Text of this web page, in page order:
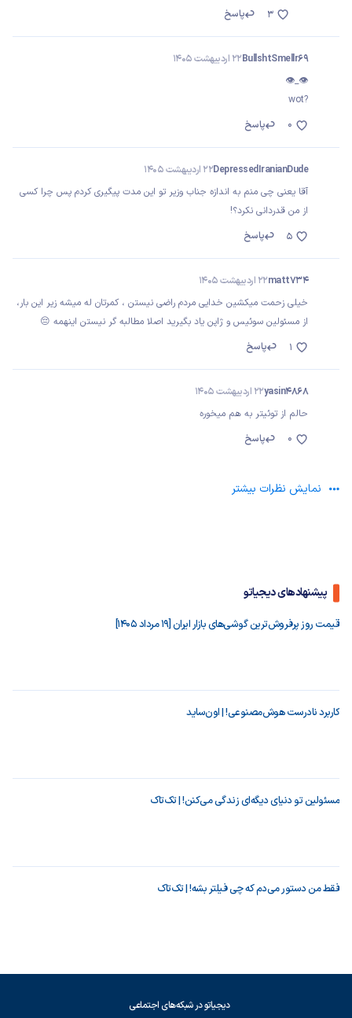
پاسخ
3
BullshtSmellr6922 اردیبهشت 1405
👁️_👁️
?wot
پاسخ
0
DepressedIranianDude22 اردیبهشت 1405
آقا یعنی چی منم به اندازه جناب وزیر تو این مدت پیگیری کردم پس چرا کسی
از من قدردانی نکرد؟!
پاسخ
5
matt73422 اردیبهشت 1405
خیلی زحمت میکشین خدایی مردم راضی نیستن ، کمرتان له میشه زیر این بار،
از مسئولین سوئیس و ژاپن یاد بگیرید اصلا مطالبه گر نیستن اینهمه 😔
پاسخ
1
yasin486822 اردیبهشت 1405
حالم از توئیتر به هم میخوره
پاسخ
0
نمایش نظرات بیشتر
پیشنهادهای دیجیاتو
قیمت روز پرفروش‌ترین گوشی‌های بازار ایران [19 مرداد 1405]
کاربرد نادرست هوش‌مصنوعی! | اون‌ساید
مسئولین تو دنیای دیگه‌ای زندگی می‌کنن! | تک‌تاک
فقط من دستور می‌دم که چی فیلتر بشه! | تک‌تاک
دیجیاتو در شبکه‌های اجتماعی